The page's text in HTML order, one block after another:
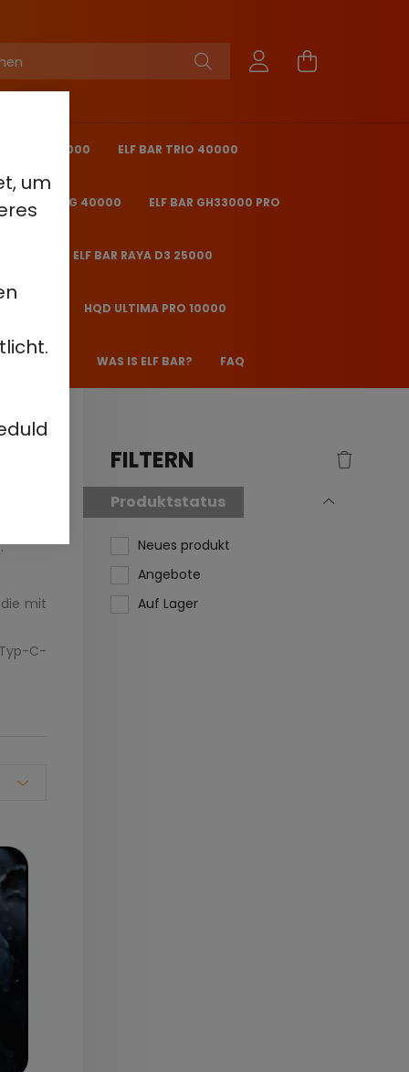
um
PRO 40000 ELF BAR TRIO 40000
BAR ICE KING 40000 ELF BAR GH33000 PRO
ELF BAR RAYA D3 25000
HQD ULTIMA PRO 10000
WAS IS ELF BAR? FAQ
die mit
C-
FILTERN
Produktstatus
Neues produkt
Angebote
Auf Lager